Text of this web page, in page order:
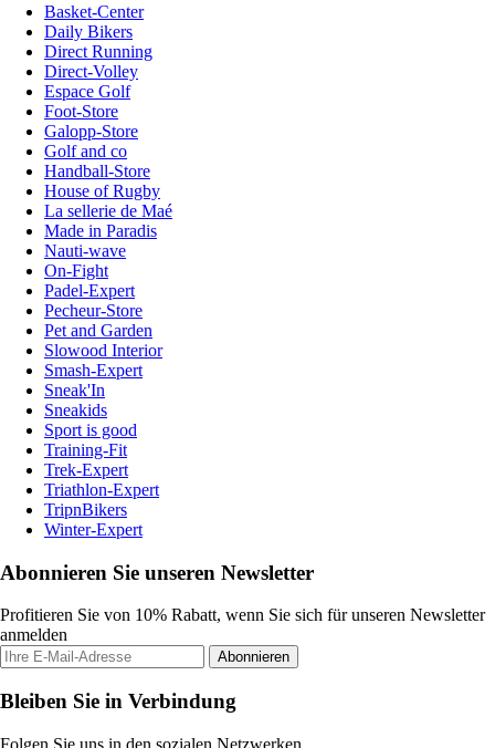
Basket-Center
Daily Bikers
Direct Running
Direct-Volley
Espace Golf
Foot-Store
Galopp-Store
Golf and co
Handball-Store
House of Rugby
La sellerie de Maé
Made in Paradis
Nauti-wave
On-Fight
Padel-Expert
Pecheur-Store
Pet and Garden
Slowood Interior
Smash-Expert
Sneak'In
Sneakids
Sport is good
Training-Fit
Trek-Expert
Triathlon-Expert
TripnBikers
Winter-Expert
Abonnieren Sie unseren Newsletter
Profitieren Sie von 10% Rabatt, wenn Sie sich für unseren Newsletter
anmelden
Abonnieren
Bleiben Sie in Verbindung
Folgen Sie uns in den sozialen Netzwerken